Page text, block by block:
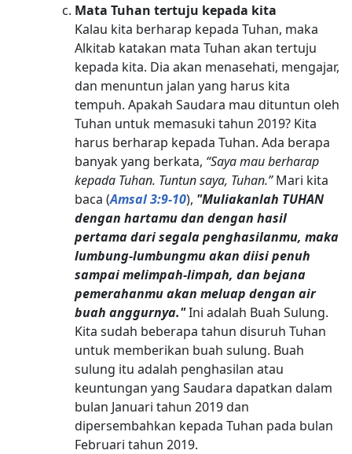
Mata Tuhan tertuju kepada kita
Kalau kita berharap kepada Tuhan, maka
Alkitab katakan mata Tuhan akan tertuju
kepada kita. Dia akan menasehati, mengajar,
dan menuntun jalan yang harus kita
tempuh. Apakah Saudara mau dituntun oleh
Tuhan untuk memasuki tahun 2019? Kita
harus berharap kepada Tuhan. Ada berapa
banyak yang berkata, “Saya mau berharap
kepada Tuhan. Tuntun saya, Tuhan.”Mari kita
baca (Amsal 3:9-10), "Muliakanlah TUHAN
dengan hartamu dan dengan hasil
pertama dari segala penghasilanmu, maka
lumbung-lumbungmu akan diisi penuh
sampai melimpah-limpah, dan bejana
pemerahanmu akan meluap dengan air
buah anggurnya."Ini adalah Buah Sulung.
Kita sudah beberapa tahun disuruh Tuhan
untuk memberikan buah sulung. Buah
sulung itu adalah penghasilan atau
keuntungan yang Saudara dapatkan dalam
bulan Januari tahun 2019 dan
dipersembahkan kepada Tuhan pada bulan
Februari tahun 2019.